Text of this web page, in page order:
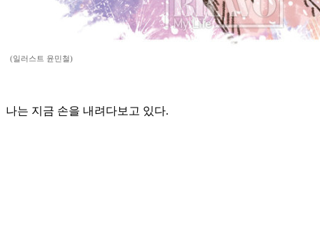
(일러스트 윤민철)
나는 지금 손을 내려다보고 있다.